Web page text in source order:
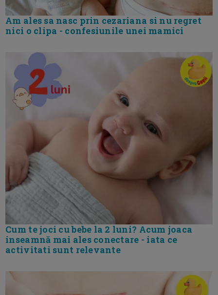
Am ales sa nasc prin cezariana si nu regret
nici o clipa - confesiunile unei mamici
Cum te joci cu bebe la 2 luni? Acum joaca
inseamnă mai ales conectare - iata ce
activitati sunt relevante